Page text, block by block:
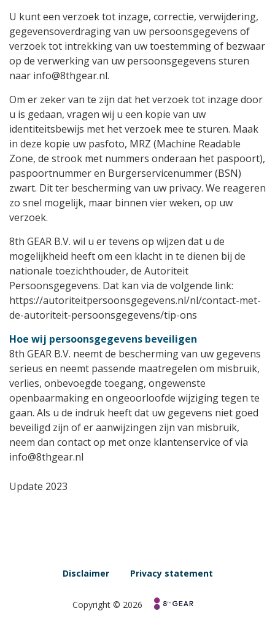
U kunt een verzoek tot inzage, correctie, verwijdering,
gegevensoverdraging van uw persoonsgegevens of
verzoek tot intrekking van uw toestemming of bezwaar
op de verwerking van uw persoonsgegevens sturen
naar info@8thgear.nl.
Om er zeker van te zijn dat het verzoek tot inzage door
u is gedaan, vragen wij u een kopie van uw
identiteitsbewijs met het verzoek mee te sturen. Maak
in deze kopie uw pasfoto, MRZ (Machine Readable
Zone, de strook met nummers onderaan het paspoort),
paspoortnummer en Burgerservicenummer (BSN)
zwart. Dit ter bescherming van uw privacy. We reageren
zo snel mogelijk, maar binnen vier weken, op uw
verzoek.
8th GEAR B.V. wil u er tevens op wijzen dat u de
mogelijkheid heeft om een klacht in te dienen bij de
nationale toezichthouder, de Autoriteit
Persoonsgegevens. Dat kan via de volgende link:
https://autoriteitpersoonsgegevens.nl/nl/contact-met-
de-autoriteit-persoonsgegevens/tip-ons
Hoe wij persoonsgegevens beveiligen
8th GEAR B.V. neemt de bescherming van uw gegevens
serieus en neemt passende maatregelen om misbruik,
verlies, onbevoegde toegang, ongewenste
openbaarmaking en ongeoorloofde wijziging tegen te
gaan. Als u de indruk heeft dat uw gegevens niet goed
beveiligd zijn of er aanwijzingen zijn van misbruik,
neem dan contact op met onze klantenservice of via
info@8thgear.nl
Update 2023
Disclaimer Privacy statement
Copyright © 2026